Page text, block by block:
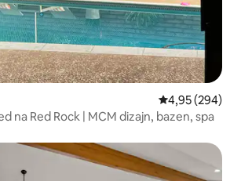
Prosječna
4,95 (294)
na Red Rock | MCM dizajn, bazen, spa